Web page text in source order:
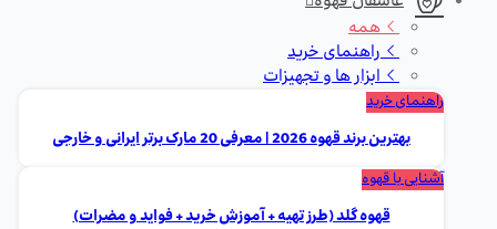
همه
راهنمای خرید
ابزار ها و تجهیزات
راهنمای خرید
بهترین برند قهوه 2026 | معرفی 20 مارک برتر ایرانی و خارجی
آشنایی با قهوه
قهوه گلد (طرز تهیه + آموزش خرید + فواید و مضرات)